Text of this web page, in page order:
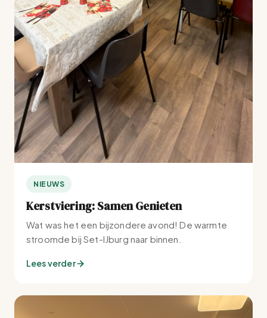
NIEUWS
Kerstviering: Samen Genieten
Wat was het een bijzondere avond! De warmte
stroomde bij Set-IJburg naar binnen.
Lees verder